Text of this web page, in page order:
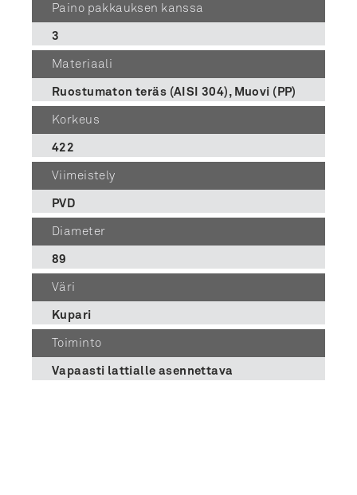
Paino pakkauksen kanssa
3
Materiaali
Ruostumaton teräs (AISI 304), Muovi (PP)
Korkeus
422
Viimeistely
PVD
Diameter
89
Väri
Kupari
Toiminto
Vapaasti lattialle asennettava